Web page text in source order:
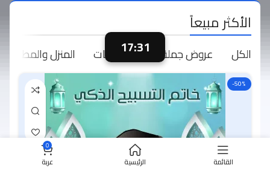
الأكثر مبيعاً
الكل عروض جملة الإلكترونيات المنزل والمطبخ
-50%
القائمة الرئيسية
0
عربة
17:29